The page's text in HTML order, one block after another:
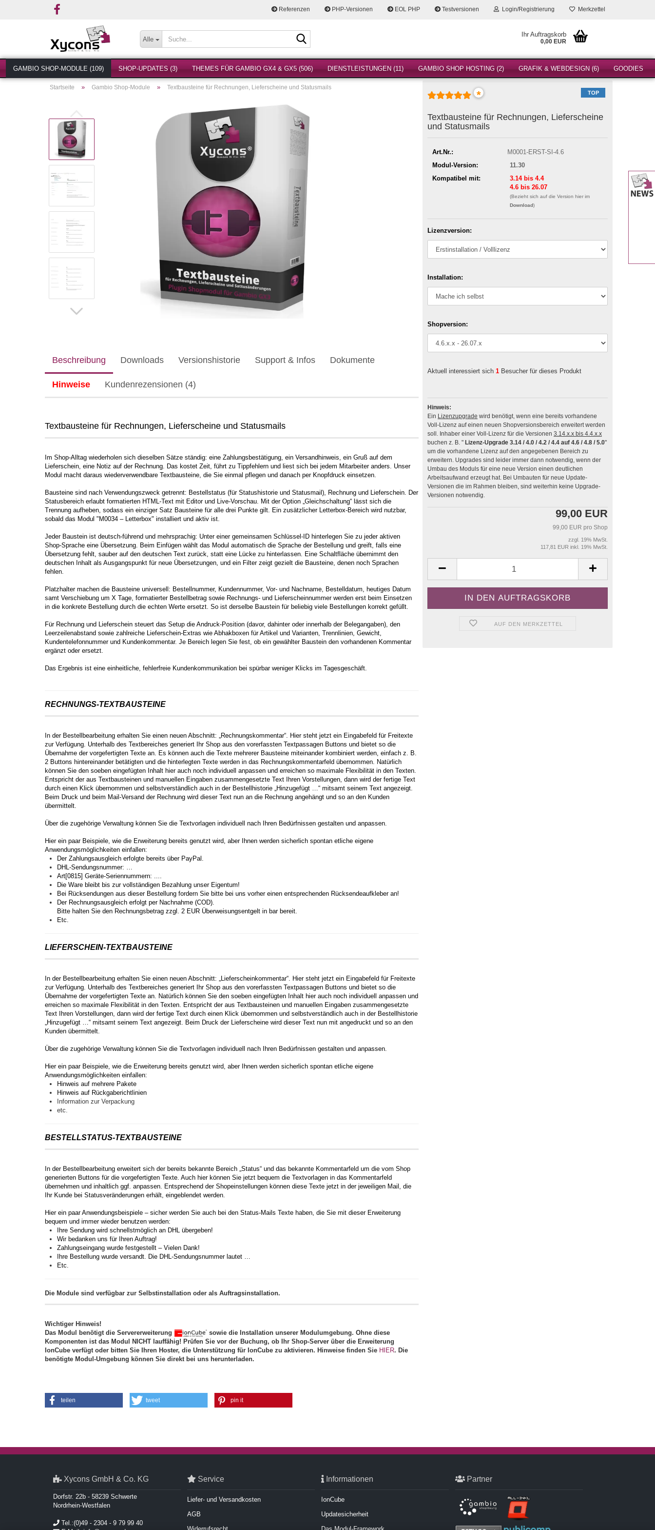
Referenzen PHP-Versionen EOL PHP Testversionen Login/Registrierung Merkzettel
Alle
Ihr Auftragskorb
0,00 EUR
GAMBIO SHOP-MODULE (109) SHOP-UPDATES (3) THEMES FÜR GAMBIO GX4 & GX5 (506) DIENSTLEISTUNGEN (11) GAMBIO SHOP HOSTING (2) GRAFIK & WEBDESIGN (6) GOODIES
Startseite » Gambio Shop-Module » Textbausteine für Rechnungen, Lieferscheine und Statusmails
TOP
*
Textbausteine für Rechnungen, Lieferscheine
und Statusmails
Art.Nr.:
M0001-ERST-SI-4.6
Modul-Version:
11.30
Kompatibel mit:
3.14 bis 4.4
4.6 bis 26.07
(Bezieht sich auf die Version hier im
Download)
Lizenzversion:
Installation:
Shopversion:
Aktuell interessiert sich 1 Besucher für dieses Produkt
Hinweis:
Ein Lizenzupgrade wird benötigt, wenn eine bereits vorhandene
Voll-Lizenz auf einen neuen Shopversionsbereich erweitert werden
soll. Inhaber einer Voll-Lizenz für die Versionen 3.14.x.x bis 4.4.x.x
buchen z. B. " Lizenz-Upgrade 3.14 / 4.0 / 4.2 / 4.4 auf 4.6 / 4.8 / 5.0"
um die vorhandene Lizenz auf den angegebenen Bereich zu
erweitern. Upgrades sind leider immer dann notwendig, wenn der
Umbau des Moduls für eine neue Version einen deutlichen
Arbeitsaufwand erzeugt hat. Bei Umbauten für neue Update-
Versionen die im Rahmen bleiben, sind weiterhin keine Upgrade-
Versionen notwendig.
99,00 EUR
99,00 EUR pro Shop
zzgl. 19% MwSt.
117,81 EUR inkl. 19% MwSt.
AUF DEN MERKZETTEL
Beschreibung Downloads Versionshistorie Support & Infos Dokumente
Hinweise Kundenrezensionen (4)
Textbausteine für Rechnungen, Lieferscheine und Statusmails
Im Shop-Alltag wiederholen sich dieselben Sätze ständig: eine Zahlungsbestätigung, ein Versandhinweis, ein Gruß auf dem
Lieferschein, eine Notiz auf der Rechnung. Das kostet Zeit, führt zu Tippfehlern und liest sich bei jedem Mitarbeiter anders. Unser
Modul macht daraus wiederverwendbare Textbausteine, die Sie einmal pflegen und danach per Knopfdruck einsetzen.
Bausteine sind nach Verwendungszweck getrennt: Bestellstatus (für Statushistorie und Statusmail), Rechnung und Lieferschein. Der
Statusbereich erlaubt formatierten HTML-Text mit Editor und Live-Vorschau. Mit der Option „Gleichschaltung“ lässt sich die
Trennung aufheben, sodass ein einziger Satz Bausteine für alle drei Punkte gilt. Ein zusätzlicher Letterbox-Bereich wird nutzbar,
sobald das Modul "M0034 – Letterbox" installiert und aktiv ist.
Jeder Baustein ist deutsch-führend und mehrsprachig: Unter einer gemeinsamen Schlüssel-ID hinterlegen Sie zu jeder aktiven
Shop-Sprache eine Übersetzung. Beim Einfügen wählt das Modul automatisch die Sprache der Bestellung und greift, falls eine
Übersetzung fehlt, sauber auf den deutschen Text zurück, statt eine Lücke zu hinterlassen. Eine Schaltfläche übernimmt den
deutschen Inhalt als Ausgangspunkt für neue Übersetzungen, und ein Filter zeigt gezielt die Bausteine, denen noch Sprachen
fehlen.
Platzhalter machen die Bausteine universell: Bestellnummer, Kundennummer, Vor- und Nachname, Bestelldatum, heutiges Datum
samt Verschiebung um X Tage, formatierter Bestellbetrag sowie Rechnungs- und Lieferscheinnummer werden erst beim Einsetzen
in die konkrete Bestellung durch die echten Werte ersetzt. So ist derselbe Baustein für beliebig viele Bestellungen korrekt gefüllt.
Für Rechnung und Lieferschein steuert das Setup die Andruck-Position (davor, dahinter oder innerhalb der Belegangaben), den
Leerzeilenabstand sowie zahlreiche Lieferschein-Extras wie Abhakboxen für Artikel und Varianten, Trennlinien, Gewicht,
Kundentelefonnummer und Kundenkommentar. Je Bereich legen Sie fest, ob ein gewählter Baustein den vorhandenen Kommentar
ergänzt oder ersetzt.
Das Ergebnis ist eine einheitliche, fehlerfreie Kundenkommunikation bei spürbar weniger Klicks im Tagesgeschäft.
RECHNUNGS-TEXTBAUSTEINE
In der Bestellbearbeitung erhalten Sie einen neuen Abschnitt: „Rechnungskommentar“. Hier steht jetzt ein Eingabefeld für Freitexte
zur Verfügung. Unterhalb des Textbereiches generiert Ihr Shop aus den vorerfassten Textpassagen Buttons und bietet so die
Übernahme der vorgefertigten Texte an. Es können auch die Texte mehrerer Bausteine miteinander kombiniert werden, einfach z. B.
2 Buttons hintereinander betätigten und die hinterlegten Texte werden in das Rechnungskommentarfeld übernommen. Natürlich
können Sie den soeben eingefügten Inhalt hier auch noch individuell anpassen und erreichen so maximale Flexibilität in den Texten.
Entspricht der aus Textbausteinen und manuellen Eingaben zusammengesetzte Text Ihren Vorstellungen, dann wird der fertige Text
durch einen Klick übernommen und selbstverständlich auch in der Bestellhistorie „Hinzugefügt …“ mitsamt seinem Text angezeigt.
Beim Druck und beim Mail-Versand der Rechnung wird dieser Text nun an die Rechnung angehängt und so an den Kunden
übermittelt.
Über die zugehörige Verwaltung können Sie die Textvorlagen individuell nach Ihren Bedürfnissen gestalten und anpassen.
Hier ein paar Beispiele, wie die Erweiterung bereits genutzt wird, aber Ihnen werden sicherlich spontan etliche eigene
Anwendungsmöglichkeiten einfallen:
Der Zahlungsausgleich erfolgte bereits über PayPal.
DHL-Sendungsnummer: …
Art[0815] Geräte-Seriennummern: ....
Die Ware bleibt bis zur vollständigen Bezahlung unser Eigentum!
Bei Rücksendungen aus dieser Bestellung fordern Sie bitte bei uns vorher einen entsprechenden Rücksendeaufkleber an!
Der Rechnungsausgleich erfolgt per Nachnahme (COD).
Bitte halten Sie den Rechnungsbetrag zzgl. 2 EUR Überweisungsentgelt in bar bereit.
Etc.
LIEFERSCHEIN-TEXTBAUSTEINE
In der Bestellbearbeitung erhalten Sie einen neuen Abschnitt: „Lieferscheinkommentar“. Hier steht jetzt ein Eingabefeld für Freitexte
zur Verfügung. Unterhalb des Textbereiches generiert Ihr Shop aus den vorerfassten Textpassagen Buttons und bietet so die
Übernahme der vorgefertigten Texte an. Natürlich können Sie den soeben eingefügten Inhalt hier auch noch individuell anpassen und
erreichen so maximale Flexibilität in den Texten. Entspricht der aus Textbausteinen und manuellen Eingaben zusammengesetzte
Text Ihren Vorstellungen, dann wird der fertige Text durch einen Klick übernommen und selbstverständlich auch in der Bestellhistorie
„Hinzugefügt …“ mitsamt seinem Text angezeigt. Beim Druck der Lieferscheine wird dieser Text nun mit angedruckt und so an den
Kunden übermittelt.
Über die zugehörige Verwaltung können Sie die Textvorlagen individuell nach Ihren Bedürfnissen gestalten und anpassen.
Hier ein paar Beispiele, wie die Erweiterung bereits genutzt wird, aber Ihnen werden sicherlich spontan etliche eigene
Anwendungsmöglichkeiten einfallen:
Hinweis auf mehrere Pakete
Hinweis auf Rückgaberichtlinien
Information zur Verpackung
etc.
BESTELLSTATUS-TEXTBAUSTEINE
In der Bestellbearbeitung erweitert sich der bereits bekannte Bereich „Status“ und das bekannte Kommentarfeld um die vom Shop
generierten Buttons für die vorgefertigten Texte. Auch hier können Sie jetzt bequem die Textvorlagen in das Kommentarfeld
übernehmen und inhaltlich ggf. anpassen. Entsprechend der Shopeinstellungen können diese Texte jetzt in der jeweiligen Mail, die
Ihr Kunde bei Statusveränderungen erhält, eingeblendet werden.
Hier ein paar Anwendungsbeispiele – sicher werden Sie auch bei den Status-Mails Texte haben, die Sie mit dieser Erweiterung
bequem und immer wieder benutzen werden:
Ihre Sendung wird schnellstmöglich an DHL übergeben!
Wir bedanken uns für Ihren Auftrag!
Zahlungseingang wurde festgestellt – Vielen Dank!
Ihre Bestellung wurde versandt. Die DHL-Sendungsnummer lautet …
Etc.
Die Module sind verfügbar zur Selbstinstallation oder als Auftragsinstallation.
Wichtiger Hinweis!
Das Modul benötigt die Servererweiterung
sowie die Installation unserer Modulumgebung. Ohne diese
Komponenten ist das Modul NICHT lauffähig! Prüfen Sie vor der Buchung, ob Ihr Shop-Server über die Erweiterung
IonCube verfügt oder bitten Sie Ihren Hoster, die Unterstützung für IonCube zu aktivieren. Hinweise finden Sie HIER. Die
benötigte Modul-Umgebung können Sie direkt bei uns herunterladen.
teilen tweet pin it
Xycons GmbH & Co. KG
Dorfstr. 22b - 58239 Schwerte
Nordrhein-Westfalen
Tel.:(0)49 - 2304 - 9 79 99 40
Service
Liefer- und Versandkosten
AGB
Informationen
IonCube
Updatesicherheit
Partner